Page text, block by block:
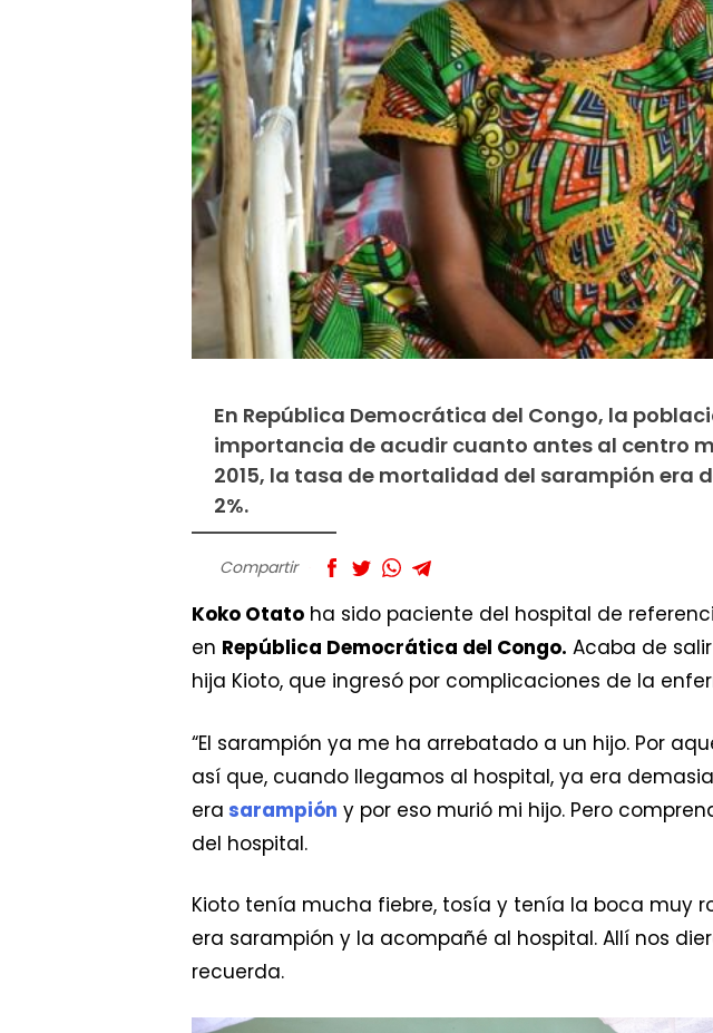
En República Democrática del Congo, la
importancia de acudir cuanto antes al centro
2015, la tasa de mortalidad del sarampión era
2%.
Compartir
Koko Otato ha sido paciente del hospital de
en República Democrática del Congo. Acaba de
hija Kioto, que ingresó por complicaciones de la
“El sarampión ya me ha arrebatado a un hijo. Por
así que, cuando llegamos al hospital, ya era
era sarampión y por eso murió mi hijo. Pero
del hospital.
Kioto tenía mucha fiebre, tosía y tenía la boca muy
era sarampión y la acompañé al hospital. Allí nos
recuerda.